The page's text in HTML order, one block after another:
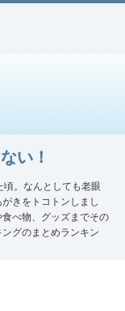
い！
。なんとしても老眼
きをトコトンしまし
べ物、グッズまでその
グのまとめランキン